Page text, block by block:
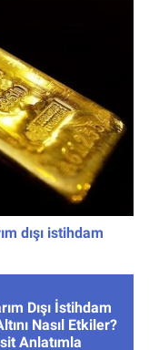
dışı istihdam
Dışı İstihdam
Nasıl Etkiler?
Anlatımla